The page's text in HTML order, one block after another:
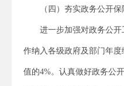
（四）夯实政务公开保
进一步加强对政务公
作纳入各级政府及部门年
值的4%。认真做好政务公